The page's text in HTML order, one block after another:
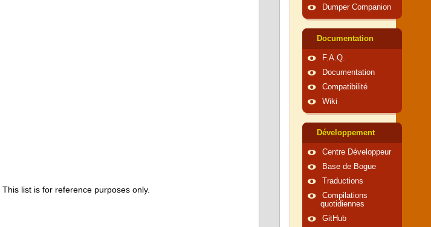
list is for reference purposes only.
Dumper Companion
Documentation
F.A.Q.
Documentation
Compatibilité
Wiki
Développement
Centre Développeur
Base de Bogue
Traductions
Compilations
quotidiennes
GitHub